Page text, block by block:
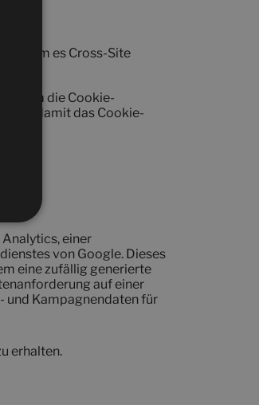
indem es Cross-Site
um die Cookie-
damit das Cookie-
einer
von Google. Dieses
eine zufällig generierte
auf einer
und Kampagnendaten für
erhalten.